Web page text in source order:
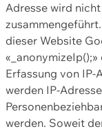
Adresse wird
dieser Website
Erfassung von IP-
werden IP-
werden. Soweit